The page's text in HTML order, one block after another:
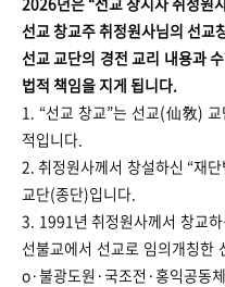
선교 창교주 취정원사님의 선교
선교 교단의 경전 교리 내용과
법적 책임을 지게 됩니다.
1. “선교 창교”는 선교(仙敎)
적입니다.
2. 취정원사께서 창설하신 “재
교단(종단)입니다.
3. 1991년 취정원사께서 창교
선불교에서 선교로 임의개칭한
o·불광도원·국조전·홍익공동